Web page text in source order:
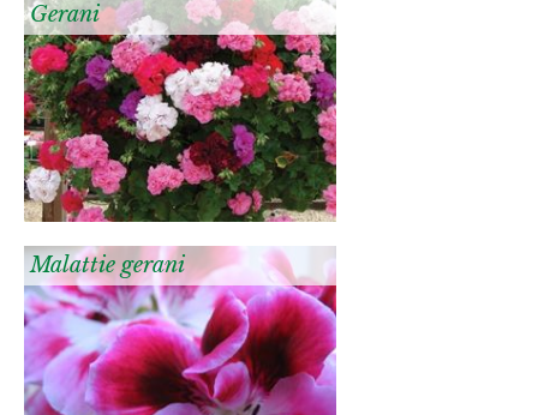
Gerani
Malattie gerani